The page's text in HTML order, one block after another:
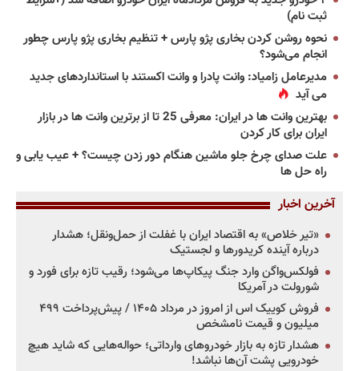
ثبت نام)
نحوه روشن کردن بخاری پژو پارس + تنظیم بخاری پژو پارس چطور
انجام می‌شود؟
مدیرعامل زامیاد: وانت پادرا و وانت اکستند با استانداردهای جدید
می آید
بهترین وانت ها در ایران: معرفی 25 تا از برترین وانت ها در بازار
ایران برای کار کردن
علت صدای چرخ جلو ماشین هنگام دور زدن چیست؟ + عیب یابی و
راه حل ها
آخرین اخبار
«تیر خلاص» به اقتصاد ایران با غفلت از حمل‌ونقل؛ هشدار
درباره آینده کریدورها و لجستیک
فولکس‌واگن وارد جنگ پیکاپ‌ها می‌شود؛ رقیب تازه برای فورد و
شورولت در آمریکا
فروش کوییک اس از امروز در مرداد ۱۴۰۵ / پیش‌پرداخت ۴۹۹
میلیون و قیمت نامشخص
هشدار تازه به بازار خودروهای وارداتی؛ حواله‌هایی که شاید هیچ
خودرویی پشت آن‌ها نباشد!